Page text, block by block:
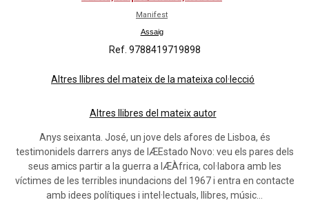
Manifest
Assaig
Ref. 9788419719898
Altres llibres del mateix de la mateixa col·lecció
Altres llibres del mateix autor
Anys seixanta. José, un jove dels afores de Lisboa, és
testimonidels darrers anys de lÆEstado Novo: veu els pares dels
seus amics partir a la guerra a lÆÀfrica, col·labora amb les
víctimes de les terribles inundacions del 1967 i entra en contacte
amb idees polítiques i intel·lectuals, llibres, músic...